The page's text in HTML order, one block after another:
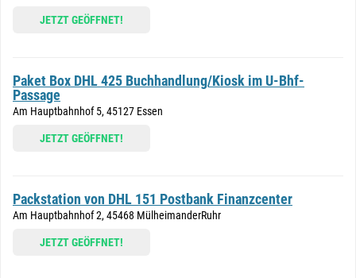
JETZT GEÖFFNET!
Paket Box DHL 425 Buchhandlung/Kiosk im U-Bhf-
Passage
Am Hauptbahnhof 5, 45127 Essen
JETZT GEÖFFNET!
Packstation von DHL 151 Postbank Finanzcenter
Am Hauptbahnhof 2, 45468 MülheimanderRuhr
JETZT GEÖFFNET!